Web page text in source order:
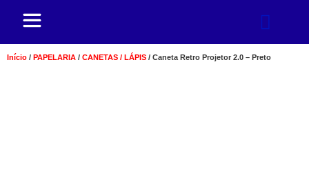
Início / PAPELARIA / CANETAS / LÁPIS / Caneta Retro Projetor 2.0 – Preto